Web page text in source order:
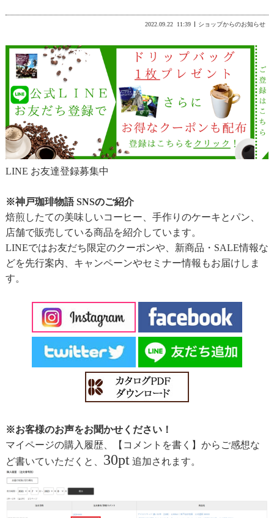
2022.09.22 11:39 ショップからのお知らせ
LINE お友達登録募集中
※神戸珈琲物語 SNSのご紹介
焙煎したての美味しいコーヒー、手作りのケーキとパン、
店舗で販売している商品を紹介しています。
LINEではお友だち限定のクーポンや、新商品・SALE情報な
どを先行案内、キャンペーンやセミナー情報もお届けしま
す。
※お客様のお声をお聞かせください！
マイページの購入履歴、【コメントを書く】からご感想な
ど書いていただくと、 30pt追加されます。